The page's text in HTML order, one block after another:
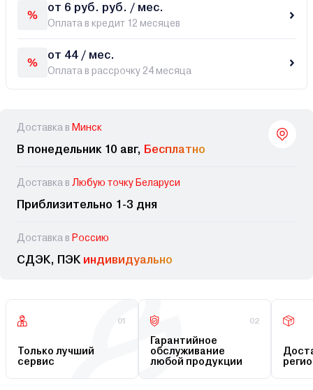
от 6 руб. руб. / мес.
Оплата в кредит 12 месяцев
от 44 / мес.
Оплата в рассрочку 24 месяца
Доставка в Минск
В понедельник 10 авг, Бесплатно
Доставка в Любую точку Беларуси
Приблизительно 1-3 дня
Доставка в Россию
СДЭК, ПЭК индивидуально
01
Только лучший
сервис
02
Гарантийное
обслуживание
любой продукции